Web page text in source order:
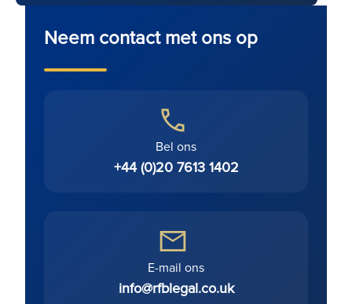
Neem contact met ons op
Bel ons
+44 (0)20 7613 1402
E-mail ons
info@rfblegal.co.uk